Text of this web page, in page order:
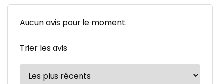
Aucun avis pour le moment.
Trier les avis